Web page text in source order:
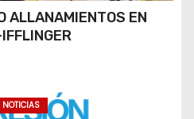
ALLANAMIENTOS EN
NOTICIAS